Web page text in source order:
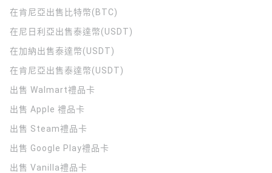
在肯尼亞出售比特幣(BTC)
在尼日利亞出售泰達幣(USDT)
在加納出售泰達幣(USDT)
在肯尼亞出售泰達幣(USDT)
出售 Walmart禮品卡
出售 Apple 禮品卡
出售 Steam禮品卡
出售 Google Play禮品卡
出售 Vanilla禮品卡